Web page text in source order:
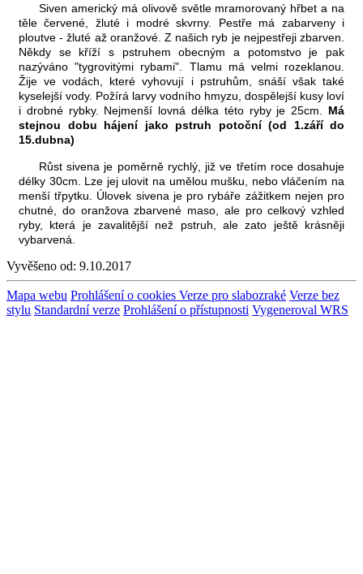
Siven americký má olivově světle mramorovaný hřbet a na
těle červené, žluté i modré skvrny. Pestře má zabarveny i
ploutve - žluté až oranžové. Z našich ryb je nejpestřeji zbarven.
Někdy se kříží s pstruhem obecným a potomstvo je pak
nazýváno "tygrovitými rybami". Tlamu má velmi rozeklanou.
Žije ve vodách, které vyhovují i pstruhům, snáší však také
kyselejší vody. Požírá larvy vodního hmyzu, dospělejší kusy loví
i drobné rybky. Nejmenší lovná délka této ryby je 25cm. Má
stejnou dobu hájení jako pstruh potoční (od 1.září do
15.dubna)
Růst sivena je poměrně rychlý, již ve třetím roce dosahuje
délky 30cm. Lze jej ulovit na umělou mušku, nebo vláčením na
menší třpytku. Úlovek sivena je pro rybáře zážitkem nejen pro
chutné, do oranžova zbarvené maso, ale pro celkový vzhled
ryby, která je zavalitější než pstruh, ale zato ještě krásněji
vybarvená.
Vyvěšeno od: 9.10.2017
Mapa webu Prohlášení o cookies Verze pro slabozraké Verze bez
stylu Standardní verze Prohlášení o přístupnosti Vygeneroval WRS